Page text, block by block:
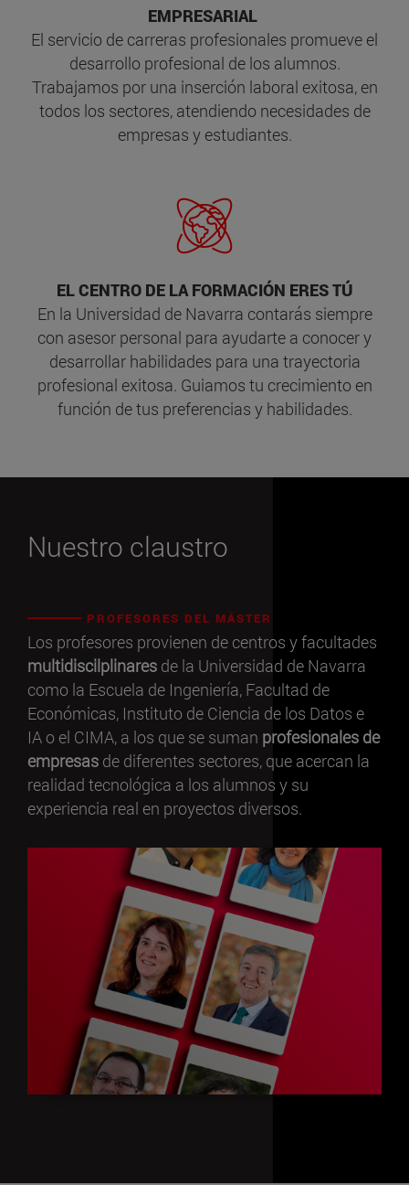
EMPRESARIAL
El servicio de carreras profesionales promueve el
desarrollo profesional de los alumnos.
Trabajamos por una inserción laboral exitosa, en
todos los sectores, atendiendo necesidades de
empresas y estudiantes.
EL CENTRO DE LA FORMACIÓN ERES TÚ
En la Universidad de Navarra contarás siempre
con asesor personal para ayudarte a conocer y
desarrollar habilidades para una trayectoria
profesional exitosa. Guiamos tu crecimiento en
función de tus preferencias y habilidades.
Nuestro claustro
PROFESORES DEL MÁSTER
Los profesores provienen de centros y facultades
multidiscilplinares de la Universidad de Navarra
como la Escuela de Ingeniería, Facultad de
Económicas, Instituto de Ciencia de los Datos e
IA o el CIMA, a los que se suman profesionales de
empresas de diferentes sectores, que acercan la
realidad tecnológica a los alumnos y su
experiencia real en proyectos diversos.